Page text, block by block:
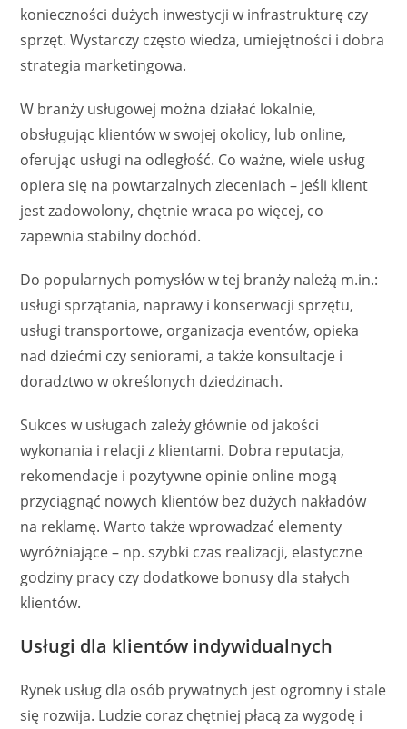
konieczności dużych inwestycji w infrastrukturę czy
sprzęt. Wystarczy często wiedza, umiejętności i dobra
strategia marketingowa.
W branży usługowej można działać lokalnie,
obsługując klientów w swojej okolicy, lub online,
oferując usługi na odległość. Co ważne, wiele usług
opiera się na powtarzalnych zleceniach – jeśli klient
jest zadowolony, chętnie wraca po więcej, co
zapewnia stabilny dochód.
Do popularnych pomysłów w tej branży należą m.in.:
usługi sprzątania, naprawy i konserwacji sprzętu,
usługi transportowe, organizacja eventów, opieka
nad dziećmi czy seniorami, a także konsultacje i
doradztwo w określonych dziedzinach.
Sukces w usługach zależy głównie od jakości
wykonania i relacji z klientami. Dobra reputacja,
rekomendacje i pozytywne opinie online mogą
przyciągnąć nowych klientów bez dużych nakładów
na reklamę. Warto także wprowadzać elementy
wyróżniające – np. szybki czas realizacji, elastyczne
godziny pracy czy dodatkowe bonusy dla stałych
klientów.
Usługi dla klientów indywidualnych
Rynek usług dla osób prywatnych jest ogromny i stale
się rozwija. Ludzie coraz chętniej płacą za wygodę i